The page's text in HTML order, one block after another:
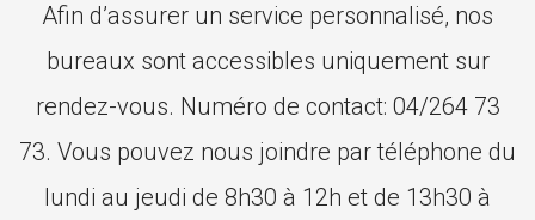
Afin d’assurer un service personnalisé, nos
bureaux sont accessibles uniquement sur
rendez-vous. Numéro de contact: 04/264 73
73. Vous pouvez nous joindre par téléphone du
lundi au jeudi de 8h30 à 12h et de 13h30 à